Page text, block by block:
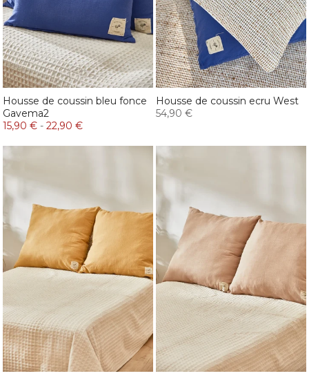
Housse de coussin bleu fonce
Gavema2
15,90 € - 22,90 €
Housse de coussin ecru West
54,90 €